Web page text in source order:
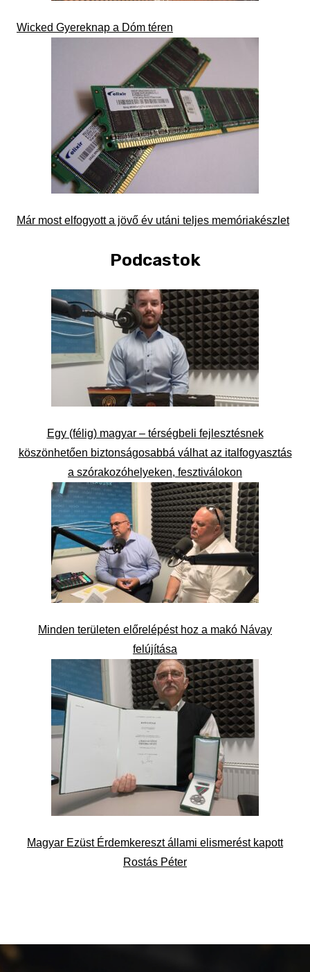
Wicked Gyereknap a Dóm téren
Már most elfogyott a jövő év utáni teljes memóriakészlet
Podcastok
Egy (félig) magyar – térségbeli fejlesztésnek
köszönhetően biztonságosabbá válhat az italfogyasztás
a szórakozóhelyeken, fesztiválokon
Minden területen előrelépést hoz a makó Návay
felújítása
Magyar Ezüst Érdemkereszt állami elismerést kapott
Rostás Péter